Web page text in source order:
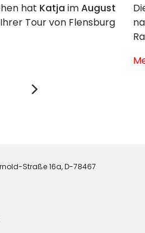
hat Katja imAugust
Tour von Flensburg
Straße 16a, D-78467